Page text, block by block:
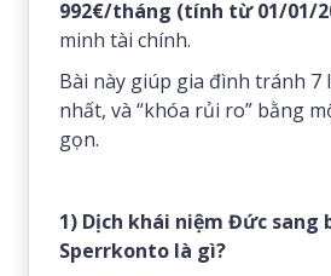
992€/tháng (tính từ 01/01/
minh tài chính.
Bài này giúp gia đình tránh 7
nhất, và “khóa rủi ro” bằng
gọn.
1) Dịch khái niệm Đức sang
Sperrkonto là gì?